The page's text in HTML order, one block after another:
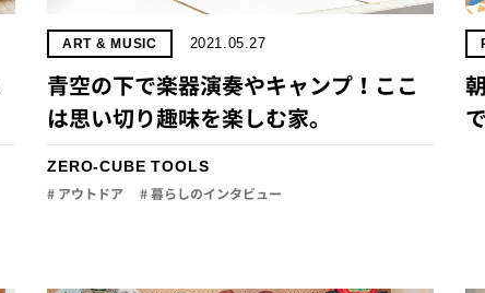
ART & MUSIC 2021.05.27
青空の下で楽器演奏やキャンプ！ここ
は思い切り趣味を楽しむ家。
ZERO-CUBE TOOLS
# アウトドア # 暮らしのインタビュー